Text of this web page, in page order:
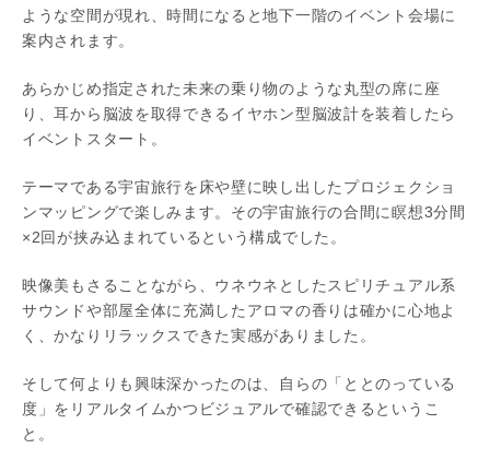
ような空間が現れ、時間になると地下一階のイベント会場に
案内されます。
あらかじめ指定された未来の乗り物のような丸型の席に座
り、耳から脳波を取得できるイヤホン型脳波計を装着したら
イベントスタート。
テーマである宇宙旅行を床や壁に映し出したプロジェクショ
ンマッピングで楽しみます。その宇宙旅行の合間に瞑想3分間
×2回が挟み込まれているという構成でした。
映像美もさることながら、ウネウネとしたスピリチュアル系
サウンドや部屋全体に充満したアロマの香りは確かに心地よ
く、かなりリラックスできた実感がありました。
そして何よりも興味深かったのは、自らの「ととのっている
度」をリアルタイムかつビジュアルで確認できるというこ
と。